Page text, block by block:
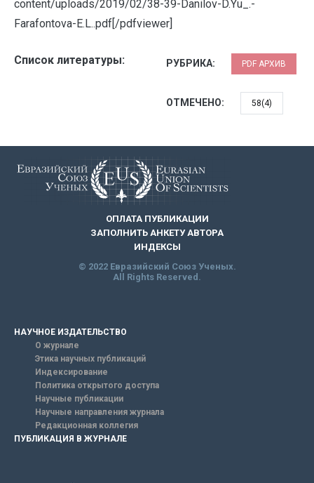
content/uploads/2019/02/38-39-Danilov-D.Yu_.-
Farafontova-E.L..pdf[/pdfviewer]
Список литературы: РУБРИКА: PDF АРХИВ
ОТМЕЧЕНО: 58(4)
ОПЛАТА ПУБЛИКАЦИИ
ЗАПОЛНИТЬ АНКЕТУ АВТОРА
ИНДЕКСЫ
© 2022 Евразийский Союз Ученых.
All Rights Reserved.
НАУЧНОЕ ИЗДАТЕЛЬСТВО
О журнале
Этика научных публикаций
Индексирование
Политика открытого доступа
Научные публикации
Научные направления журнала
Редакционная коллегия
ПУБЛИКАЦИЯ В ЖУРНАЛЕ